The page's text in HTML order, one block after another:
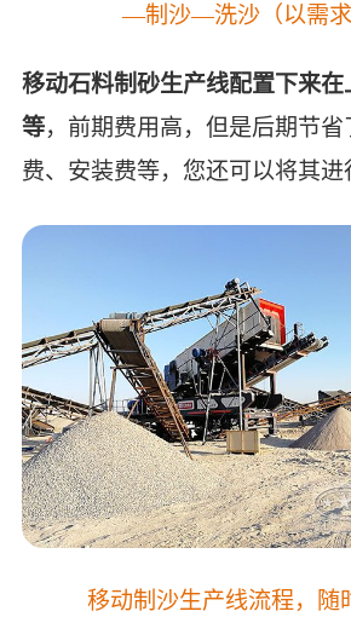
—制沙—洗沙（以需求
移动石料制砂生产线配置下来在
等，前期费用高，但是后期节省
费、安装费等，您还可以将其进
移动制沙生产线流程，随